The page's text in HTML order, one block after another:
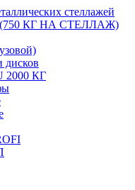
стеллажей
КГ НА СТЕЛЛАЖ)
дисков
КГ